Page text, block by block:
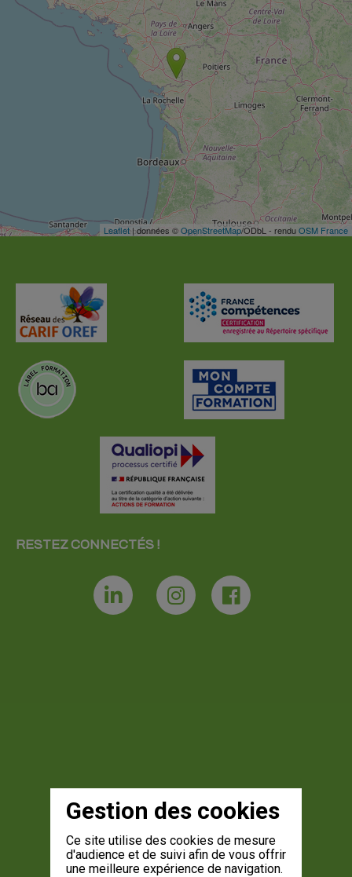
Leaflet | données ©OpenStreetMap/ODbL - renduOSM France
RESTEZ CONNECTÉS !
Gestion des cookies
Ce site utilise des cookies de mesure
d'audience et de suivi afin de vous offrir
une meilleure expérience de navigation.